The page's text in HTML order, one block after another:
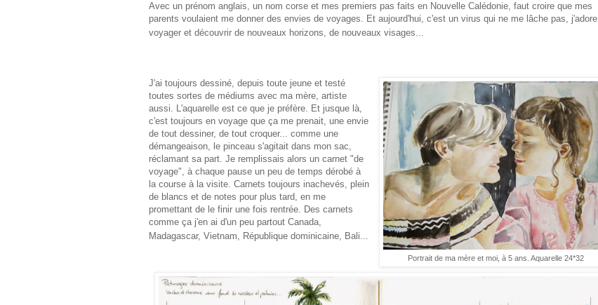
Avec un prénom anglais, un nom corse et mes premiers pas faits en Nouvelle Calédonie, faut croire que mes
parents voulaient me donner des envies de voyages. Et aujourd'hui, c'est un virus qui ne me lâche pas, j'adore
voyager et découvrir de nouveaux horizons, de nouveaux visages...
Portrait de ma mère et moi, à 5 ans. Aquarelle 24*32
J'ai toujours dessiné, depuis toute jeune et testé
toutes sortes de médiums avec ma mère, artiste
aussi. L'aquarelle est ce que je préfère. Et jusque là,
c'est toujours en voyage que ça me prenait, une envie
de tout dessiner, de tout croquer... comme une
démangeaison, le pinceau s'agitait dans mon sac,
réclamant sa part. Je remplissais alors un carnet "de
voyage", à chaque pause un peu de temps dérobé à
la course à la visite. Carnets toujours inachevés, plein
de blancs et de notes pour plus tard, en me
promettant de le finir une fois rentrée. Des carnets
comme ça j'en ai d'un peu partout Canada,
Madagascar, Vietnam, République dominicaine, Bali...